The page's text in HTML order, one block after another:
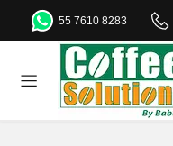
55 7610 8283